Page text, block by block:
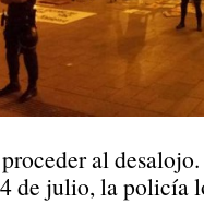
al
de julio, la policía